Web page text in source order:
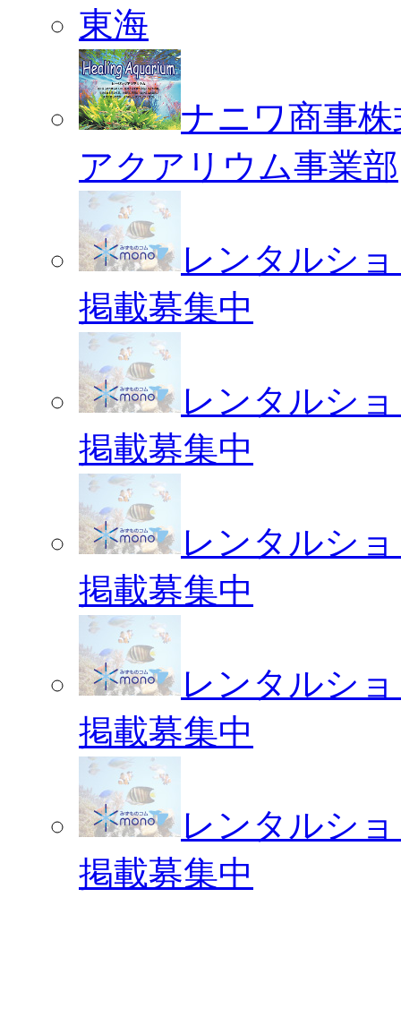
東海
ナニワ商事
アクアリウム事業部
レンタルシ
掲載募集中
レンタルシ
掲載募集中
レンタルシ
掲載募集中
レンタルシ
掲載募集中
レンタルシ
掲載募集中